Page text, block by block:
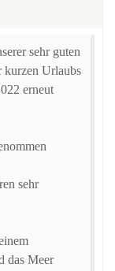
sehr guten
kurzen Urlaubs
erneut
sehr
das Meer